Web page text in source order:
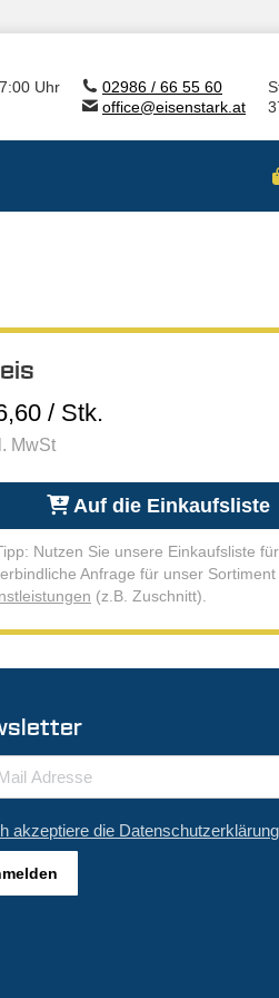
Uhr
02986 / 66 55 60
office@eisenstark.at
/ Stk.
MwSt
Auf die Einkaufsliste
Nutzen Sie unsere Einkaufsliste
Anfrage für unser Sortiment
(z.B. Zuschnitt).
akzeptiere die Datenschutzerklärung